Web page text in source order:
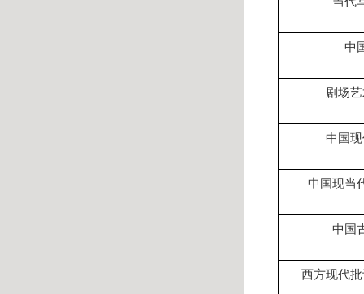
中
剧场
中国
中国现当
中国
西方现代